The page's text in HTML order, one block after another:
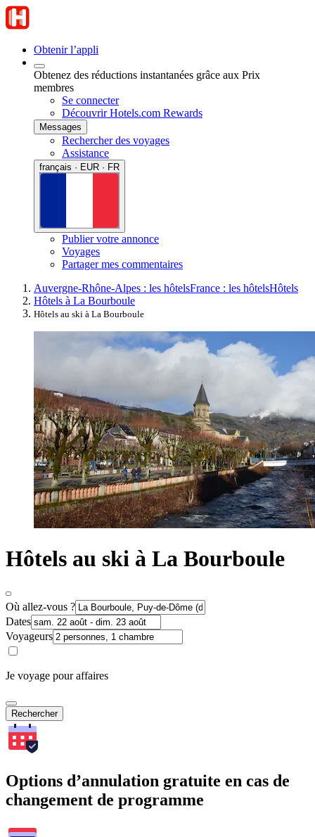
Obtenir l’appli
Obtenez des réductions instantanées grâce aux Prix
membres
Se connecter
Découvrir Hotels.com Rewards
Messages
Rechercher des voyages
Assistance
français · EUR · FR
Publier votre annonce
Voyages
Partager mes commentaires
Auvergne-Rhône-Alpes : les hôtelsFrance : les hôtelsHôtels
Hôtels à La Bourboule
Hôtels au ski à La Bourboule
Hôtels au ski à La Bourboule
Où allez-vous ?
Dates
Voyageurs
Je voyage pour affaires
Rechercher
Options d’annulation gratuite en cas de
changement de programme